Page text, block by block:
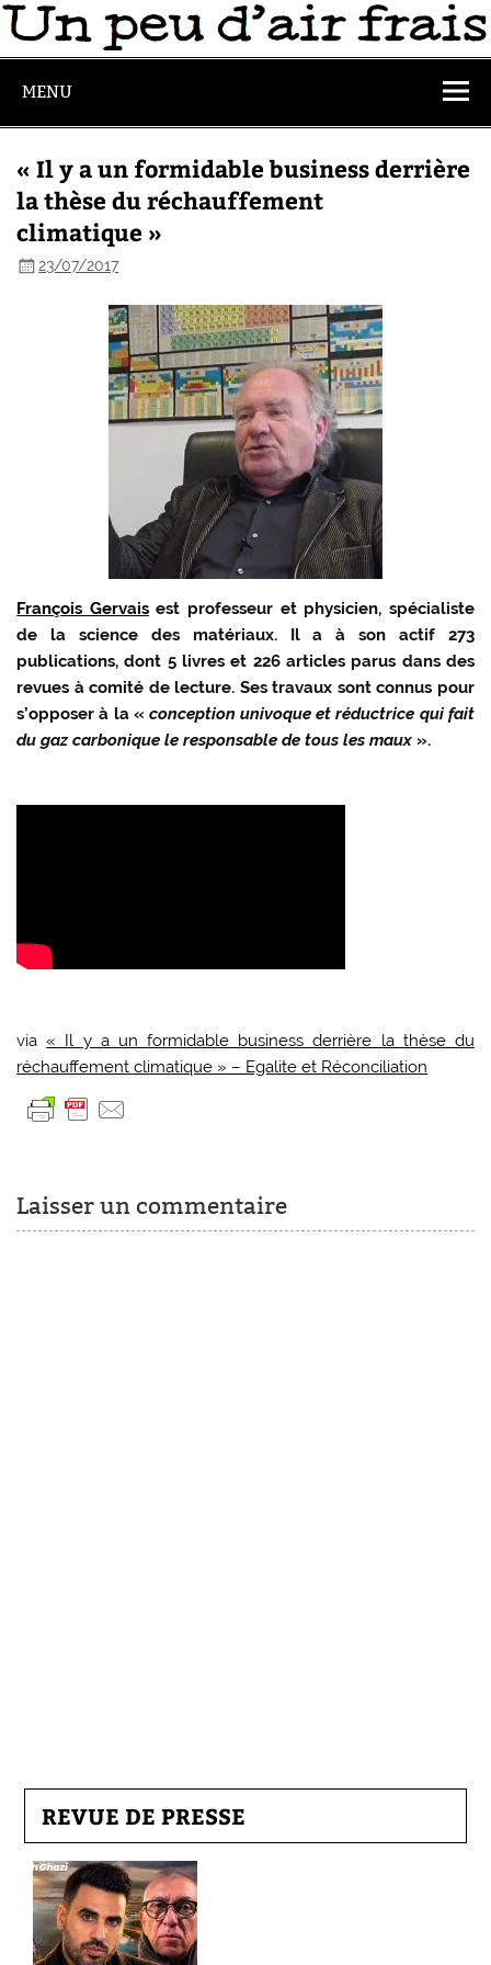
MENU
« Il y a un formidable business derrière
la thèse du réchauffement
climatique »
23/07/2017
François Gervaisest professeur et physicien, spécialiste
de la science des matériaux. Il a à son actif 273
publications, dont 5 livres et 226 articles parus dans des
revues à comité de lecture. Ses travaux sont connus pour
s’opposer à la « conception univoque et réductrice qui fait
du gaz carbonique le responsable de tous les maux ».
via« Il y a un formidable business derrière la thèse du
réchauffement climatique » – Egalite et Réconciliation
Laisser un commentaire
REVUE DE PRESSE